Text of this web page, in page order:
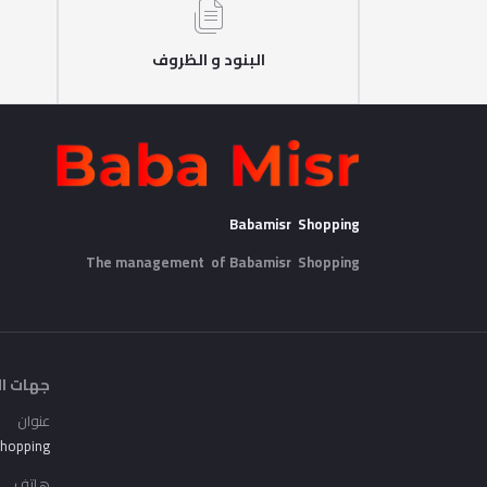
البنود و الظروف
Babamisr Shopping
The management of Babamisr Shopping
جهات
عنوان